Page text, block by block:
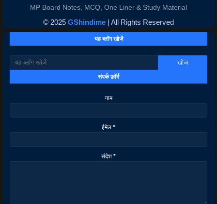
MP Board Notes, MCQ, One Liner & Study Material
© 2025 GShindime | All Rights Reserved
यह ब्लॉग खोजें
संपर्क फ़ॉर्म
नाम
ईमेल *
संदेश *